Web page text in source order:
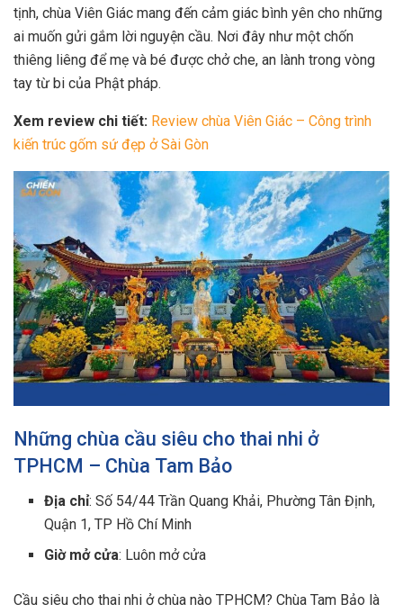
tịnh, chùa Viên Giác mang đến cảm giác bình yên cho những
ai muốn gửi gắm lời nguyện cầu. Nơi đây như một chốn
thiêng liêng để mẹ và bé được chở che, an lành trong vòng
tay từ bi của Phật pháp.
Xem review chi tiết: Review chùa Viên Giác – Công trình
kiến trúc gốm sứ đẹp ở Sài Gòn
Những chùa cầu siêu cho thai nhi ở
TPHCM – Chùa Tam Bảo
Địa chỉ: Số 54/44 Trần Quang Khải, Phường Tân Định,
Quận 1, TP Hồ Chí Minh
Giờ mở cửa: Luôn mở cửa
Cầu siêu cho thai nhi ở chùa nào TPHCM? Chùa Tam Bảo là